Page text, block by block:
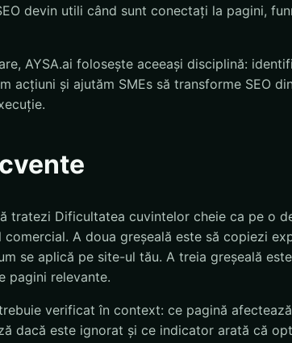
devin utili când sunt conectați la pagini,
AYSA.ai folosește aceeași disciplină:
acțiuni și ajutăm SMEs să transforme SEO
tratezi Dificultatea cuvintelor cheie ca pe o
A doua greșeală este să copiezi
se aplică pe site-ul tău. A treia greșeală
pagini relevante.
verificat în context: ce pagină
dacă este ignorat și ce indicator arată că